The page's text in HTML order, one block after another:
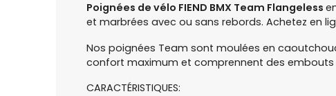
Poignées de vélo FIEND BMX Team Flangeless
et marbrées avec ou sans rebords. Achetez en
Nos poignées Team sont moulées en
confort maximum et comprennent des embouts
CARACTÉRISTIQUES: